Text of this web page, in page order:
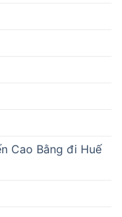
Cao Bằng đi Huế